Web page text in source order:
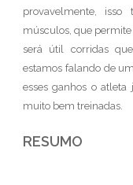
provavelmente,
músculos, que
será útil corridas
estamos falando de
esses ganhos o
muito bem treinadas.
RESUMO